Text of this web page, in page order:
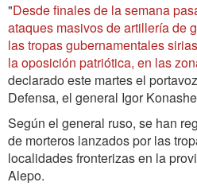
"Desde finales de la semana
ataques masivos de artillería de
las tropas gubernamentales
la oposición patriótica, en las
declarado este martes el
Defensa, el general Igor
Según el general ruso, se han
de morteros lanzados por las
localidades fronterizas en la
Alepo.